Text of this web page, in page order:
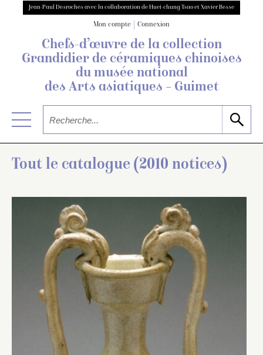
Jean-Paul Desroches avec la collaboration de Huei-chung Tsao et Xavier Besse
Mon compte Connexion
Chefs-d’œuvre de la collection
Grandidierde céramiques chinoises
du musée national
des Arts asiatiques – Guimet
Tout le catalogue (2010 notices)